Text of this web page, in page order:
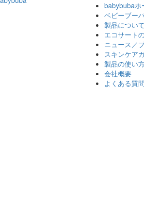
babybubaホ
ベビーブー
製品について
エコサート
ニュース／
スキンケア
製品の使い
会社概要
よくある質問